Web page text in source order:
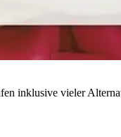
inklusive vieler